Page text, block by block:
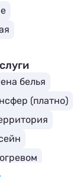
белья
(платно)